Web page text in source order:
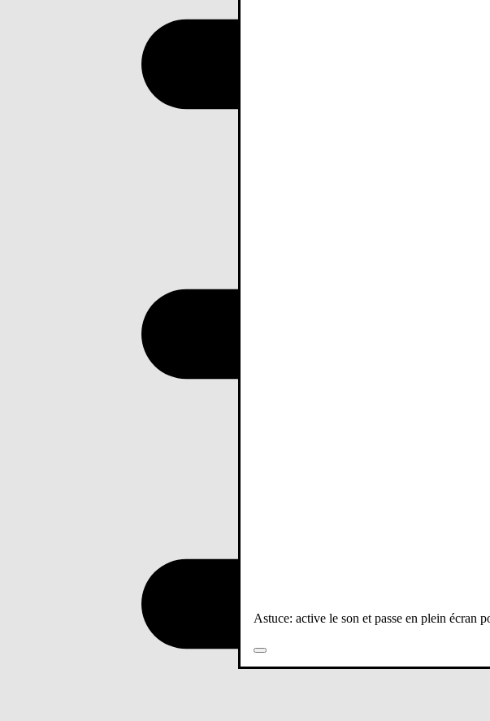
Astuce: active le son et passe en plein écran